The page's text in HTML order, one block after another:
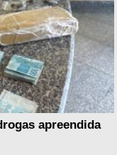
apreendida